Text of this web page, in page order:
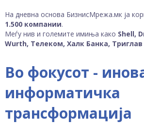
На дневна основа БизнисМрежа.мк ја
1.500 компании.
Меѓу нив и големите имиња како Shell,
Wurth, Телеком, Халк Банка,
Во фокусот -
информатичка
трансформација